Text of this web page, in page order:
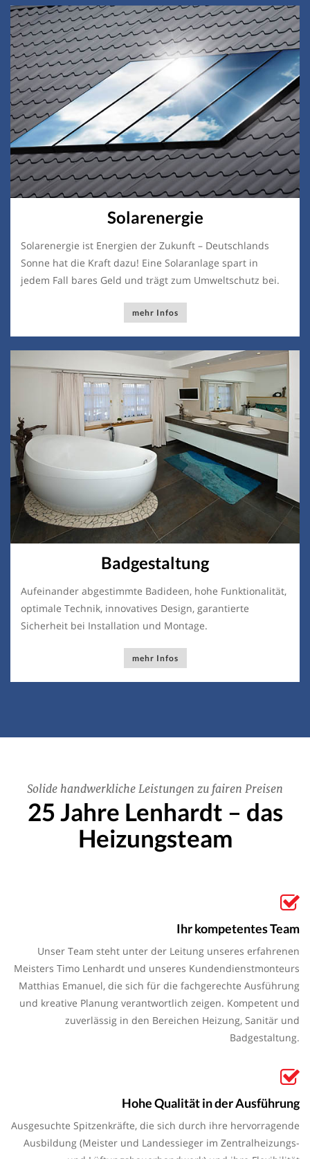
Solarenergie
Solarenergie ist Energien der Zukunft – Deutschlands
Sonne hat die Kraft dazu! Eine Solaranlage spart in
jedem Fall bares Geld und trägt zum Umweltschutz bei.
mehr Infos
Badgestaltung
Aufeinander abgestimmte Badideen, hohe Funktionalität,
optimale Technik, innovatives Design, garantierte
Sicherheit bei Installation und Montage.
mehr Infos
Solide handwerkliche Leistungen zu fairen Preisen
25 Jahre Lenhardt – das
Heizungsteam
Ihr kompetentes Team
Unser Team steht unter der Leitung unseres erfahrenen
Meisters Timo Lenhardt und unseres Kundendienstmonteurs
Matthias Emanuel, die sich für die fachgerechte Ausführung
und kreative Planung verantwortlich zeigen. Kompetent und
zuverlässig in den Bereichen Heizung, Sanitär und
Badgestaltung.
Hohe Qualität in der Ausführung
Ausgesuchte Spitzenkräfte, die sich durch ihre hervorragende
Ausbildung (Meister und Landessieger im Zentralheizungs-